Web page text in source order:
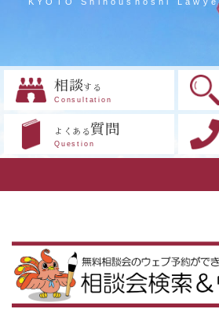
相談する
Consultation
よくある質問
Question